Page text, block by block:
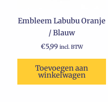
Embleem Labubu Oranje
/ Blauw
€5,99 incl. BTW
Toevoegen aan
winkelwagen